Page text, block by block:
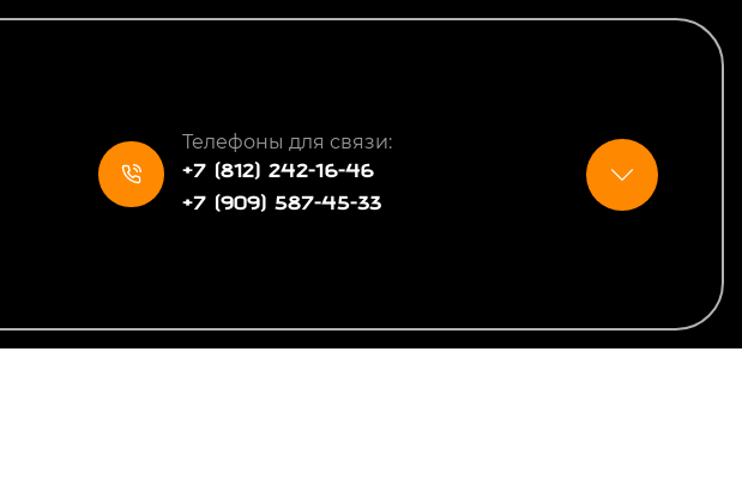
Телефоны для связи:
+7 (812) 242-16-46
+7 (909) 587-45-33